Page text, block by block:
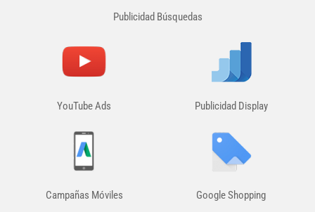
Publicidad Búsquedas
YouTube Ads Publicidad Display
Campañas Móviles Google Shopping